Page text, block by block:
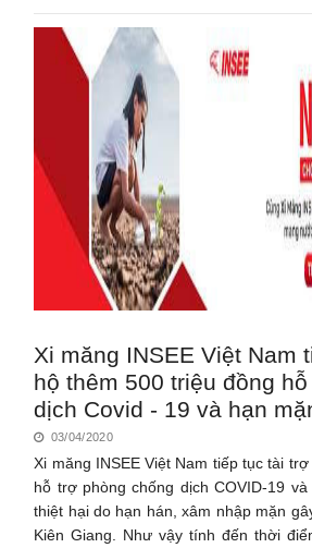
Xi măng INSEE Việt Nam
hộ thêm 500 triệu đồng
dịch Covid - 19 và hạn
03/04/2020
Xi măng INSEE Việt Nam tiếp tục tài
hỗ trợ phòng chống dịch COVID-19
thiệt hại do hạn hán, xâm nhập mặn
Kiên Giang. Như vậy tính đến thời